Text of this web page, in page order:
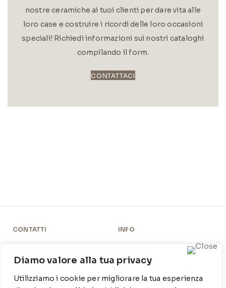
Diamo valore alla tua privacy
Utilizziamo i cookie per migliorare la tua esperienza
nostre ceramiche ai tuoi clienti per dare vita alle
loro case e costruire i ricordi delle loro occasioni
speciali! Richiedi informazioni sui nostri cataloghi
compilando il form.
CONTATTACI
CONTATTI
1316 - 70044 Polignano a
INFO
Cookie Policy
Privacy Policy